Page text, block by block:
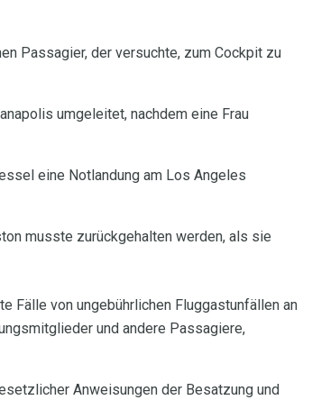
Passagier, der versuchte, zum Cockpit zu
umgeleitet, nachdem eine Frau
eine Notlandung am Los Angeles
musste zurückgehalten werden, als sie
Fälle von ungebührlichen Fluggastunfällen an
und andere Passagiere,
Anweisungen der Besatzung und